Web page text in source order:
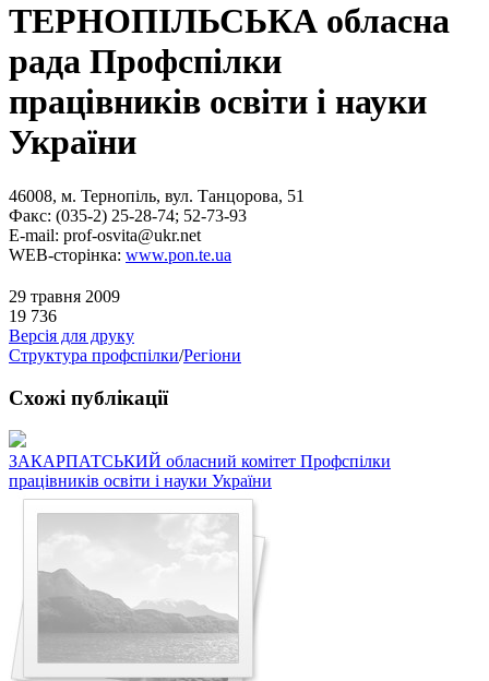
ТЕРНОПІЛЬСЬКА обласна
рада Профспілки
працівників освіти і науки
України
46008, м. Тернопіль, вул. Танцорова, 51
Факс: (035-2) 25-28-74; 52-73-93
E-mail: prof-osvita@ukr.net
WEB-сторінка: www.pon.te.ua
29 травня 2009
19 736
Версія для друку
Структура профспілки/Регіони
Схожі публікації
ЗАКАРПАТСЬКИЙ обласний комітет Профспілки
працівників освіти і науки України